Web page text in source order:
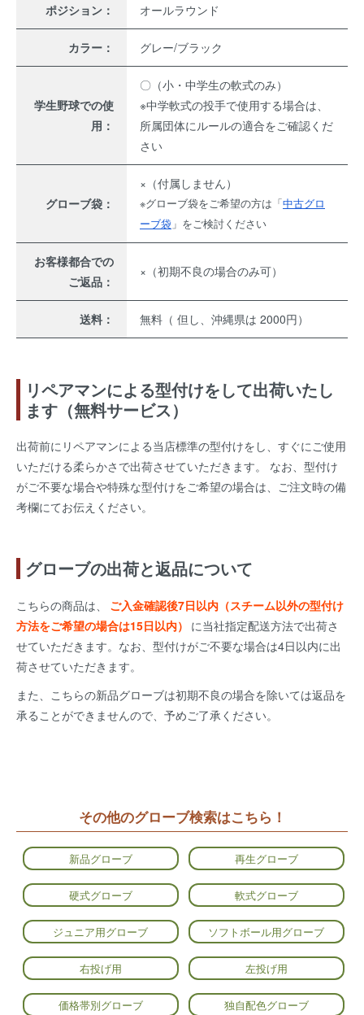
ポジション： オールラウンド
カラー： グレー/ブラック
学生野球での使
用：
〇（小・中学生の軟式のみ）
※中学軟式の投手で使用する場合は、
所属団体にルールの適合をご確認くだ
さい
グローブ袋：
×（付属しません）
※グローブ袋をご希望の方は「中古グロ
ーブ袋 」をご検討ください
お客様都合での
ご返品：
×（初期不良の場合のみ可）
送料： 無料（ 但し、沖縄県は 2000円）
リペアマンによる型付けをして出荷いたし
ます（無料サービス）
出荷前にリペアマンによる当店標準の型付けをし、すぐにご使用
いただける柔らかさで出荷させていただきます。 なお、型付け
がご不要な場合や特殊な型付けをご希望の場合は、ご注文時の備
考欄にてお伝えください。
グローブの出荷と返品について
こちらの商品は、
ご入金確認後7日以内（スチーム以外の型付け
方法をご希望の場合は15日以内） に当社指定配送方法で出荷さ
せていただきます。なお、型付けがご不要な場合は4日以内に出
荷させていただきます。
また、こちらの新品グローブは初期不良の場合を除いては返品を
承ることができませんので、予めご了承ください。
その他のグローブ検索はこちら！
新品グローブ 再生グローブ
硬式グローブ 軟式グローブ
ジュニア用グローブ ソフトボール用グローブ
右投げ用 左投げ用
価格帯別グローブ 独自配色グローブ